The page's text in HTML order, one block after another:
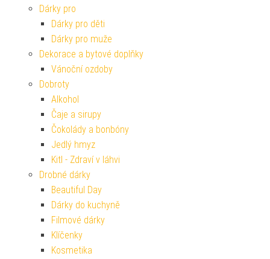
Dárky pro
Dárky pro děti
Dárky pro muže
Dekorace a bytové doplňky
Vánoční ozdoby
Dobroty
Alkohol
Čaje a sirupy
Čokolády a bonbóny
Jedlý hmyz
Kitl - Zdraví v láhvi
Drobné dárky
Beautiful Day
Dárky do kuchyně
Filmové dárky
Klíčenky
Kosmetika